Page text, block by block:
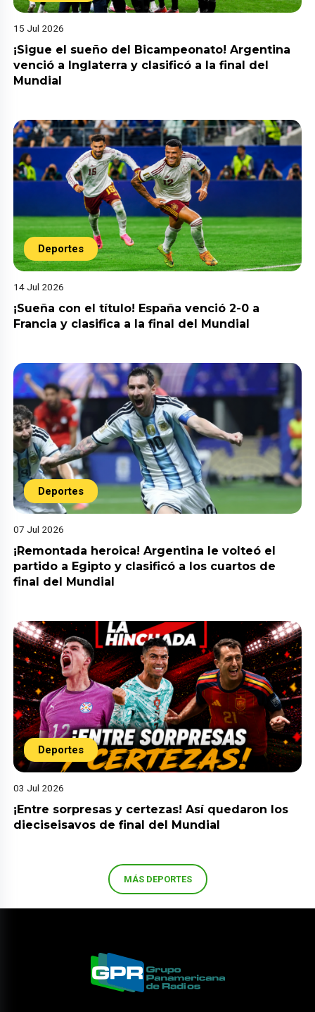
15 Jul 2026
¡Sigue el sueño del Bicampeonato! Argentina
venció a Inglaterra y clasificó a la final del
Mundial
Deportes
14 Jul 2026
¡Sueña con el título! España venció 2-0 a
Francia y clasifica a la final del Mundial
Deportes
07 Jul 2026
¡Remontada heroica! Argentina le volteó el
partido a Egipto y clasificó a los cuartos de
final del Mundial
Deportes
03 Jul 2026
¡Entre sorpresas y certezas! Así quedaron los
dieciseisavos de final del Mundial
MÁS DEPORTES